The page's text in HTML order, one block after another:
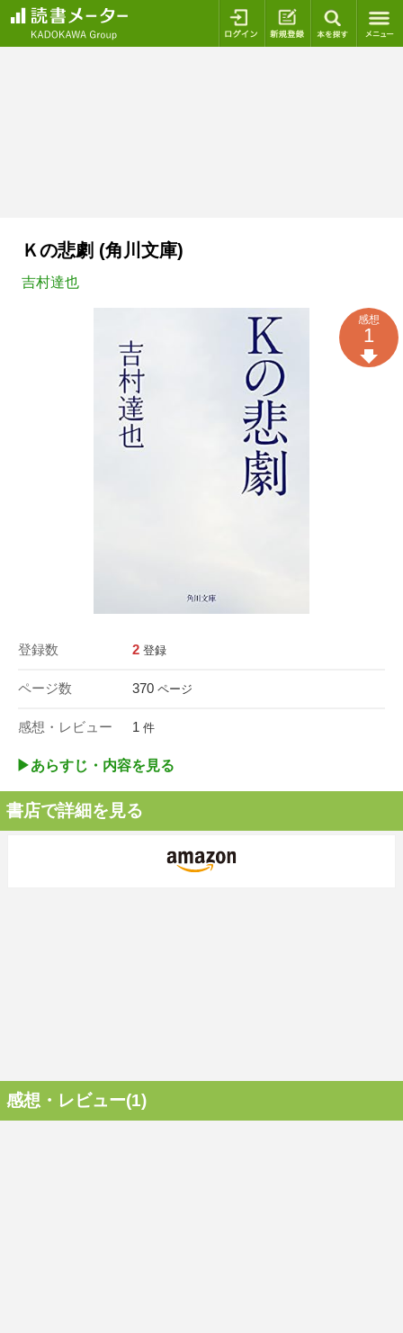
ログイン 新規登録
Ｋの悲劇 (角川文庫)
吉村達也
登録数 2 登録
ページ数 370 ページ
感想・レビュー 1 件
感想
1
▶︎あらすじ・内容を見る
書店で詳細を見る
感想・レビュー(1)